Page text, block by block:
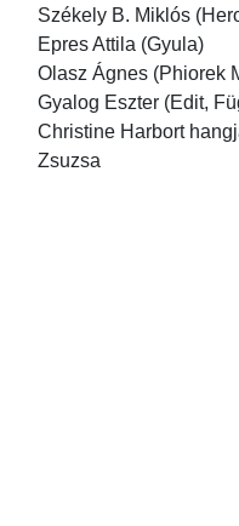
Székely B. Miklós
Epres Attila (Gyula)
Olasz Ágnes (Phiorek
Gyalog Eszter (Edit,
Christine Harbort
Zsuzsa